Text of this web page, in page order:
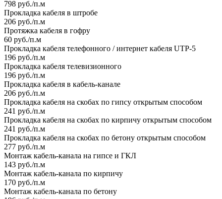
798 руб./п.м
Прокладка кабеля в штробе
206 руб./п.м
Протяжка кабеля в гофру
60 руб./п.м
Прокладка кабеля телефонного / интернет кабеля UTP-5
196 руб./п.м
Прокладка кабеля телевизионного
196 руб./п.м
Прокладка кабеля в кабель-канале
206 руб./п.м
Прокладка кабеля на скобах по гипсу открытым способом
241 руб./п.м
Прокладка кабеля на скобах по кирпичу открытым способом
241 руб./п.м
Прокладка кабеля на скобах по бетону открытым способом
277 руб./п.м
Монтаж кабель-канала на гипсе и ГКЛ
143 руб./п.м
Монтаж кабель-канала по кирпичу
170 руб./п.м
Монтаж кабель-канала по бетону